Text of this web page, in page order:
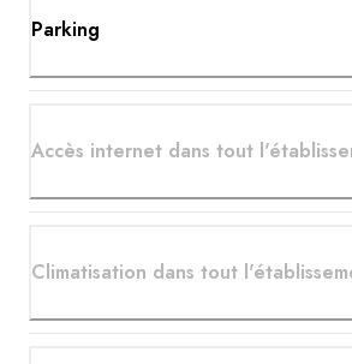
Parking
Accès internet dans tout
Climatisation dans tout